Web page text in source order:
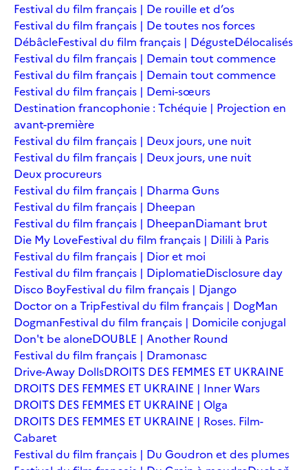
Festival du film français | De rouille et d’os
Festival du film français | De toutes nos forces
DébâcleFestival du film français | DégusteDélocalisés
Festival du film français | Demain tout commence
Festival du film français | Demain tout commence
Festival du film français | Demi-sœurs
Destination francophonie : Tchéquie | Projection en
avant-première
Festival du film français | Deux jours, une nuit
Festival du film français | Deux jours, une nuit
Deux procureurs
Festival du film français | Dharma Guns
Festival du film français | Dheepan
Festival du film français | DheepanDiamant brut
Die My LoveFestival du film français | Dilili à Paris
Festival du film français | Dior et moi
Festival du film français | DiplomatieDisclosure day
Disco BoyFestival du film français | Django
Doctor on a TripFestival du film français | DogMan
DogmanFestival du film français | Domicile conjugal
Don't be aloneDOUBLE | Another Round
Festival du film français | Dramonasc
Drive-Away DollsDROITS DES FEMMES ET UKRAINE
DROITS DES FEMMES ET UKRAINE | Inner Wars
DROITS DES FEMMES ET UKRAINE | Olga
DROITS DES FEMMES ET UKRAINE | Roses. Film-
Cabaret
Festival du film français | Du Goudron et des plumes